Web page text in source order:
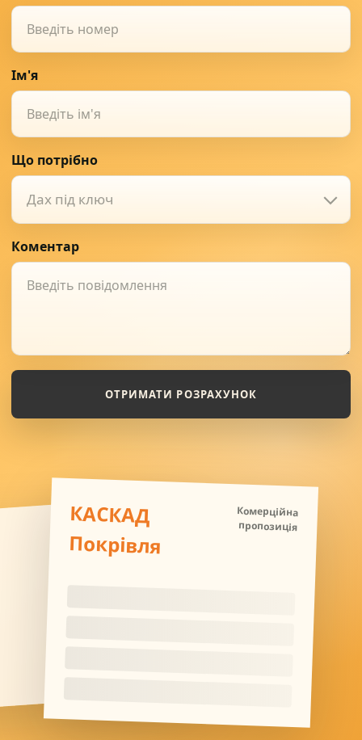
Ім'я
Що потрібно
Дах під ключ
Коментар
ОТРИМАТИ РОЗРАХУНОК
КАСКАД
Покрівля
Комерційна
пропозиція